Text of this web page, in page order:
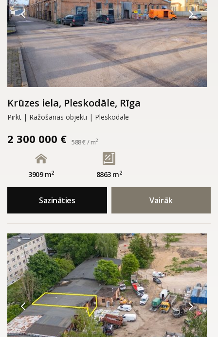
Krūzes iela, Pleskodāle, Rīga
Pirkt | Ražošanas objekti | Pleskodāle
2 300 000 € 588 € / m2
3909 m2 8863 m2
Sazināties Vairāk